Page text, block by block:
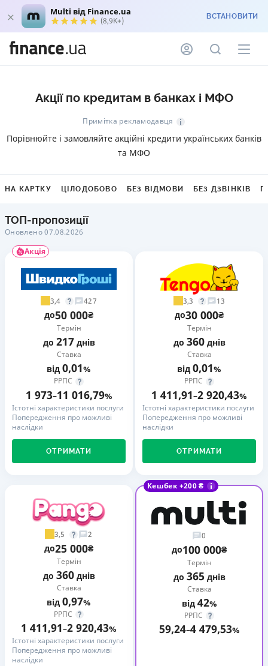
Multi від Finance.ua
(8,9K+) ВСТАНОВИТИ
Акції по кредитам в банках і МФО
Примітка рекламодавця
Порівнюйте і замовляйте акційні кредити українських банків
та МФО
НА КАРТКУ ЦІЛОДОБОВО БЕЗ ВІДМОВИ БЕЗ ДЗВІНКІВ
ТОП-пропозиції
Оновлено 07.08.2026
Акція
3,4 427
до50 000₴
Термін
до 217днів
Ставка
від 0,01%
РРПС
1 973–11 016,79%
Істотні характеристики послуги
Попередження про можливі
наслідки
ОТРИМАТИ
3,3 13
до30 000₴
Термін
до 360днів
Ставка
від 0,01%
РРПС
1 411,91–2 920,43%
Істотні характеристики послуги
Попередження про можливі
наслідки
ОТРИМАТИ
3,5 2
до25 000₴
Термін
до 360днів
Ставка
від 0,97%
РРПС
1 411,91–2 920,43%
Істотні характеристики послуги
Попередження про можливі
наслідки
Кешбек +200 ₴
0
до100 000₴
Термін
до 365днів
Ставка
від 42%
РРПС
59,24–4 479,53%